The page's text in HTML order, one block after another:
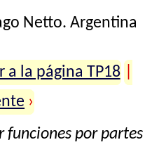
Netto. Argentina
a la página TP18
›
funciones por partes